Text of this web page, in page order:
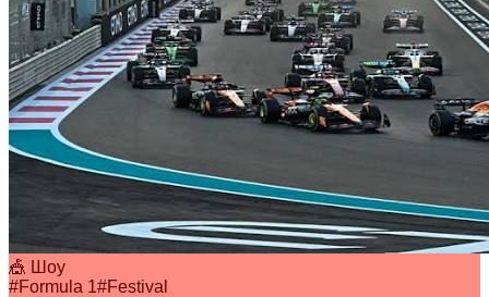
🎪 Шоу
#Formula 1#Festival